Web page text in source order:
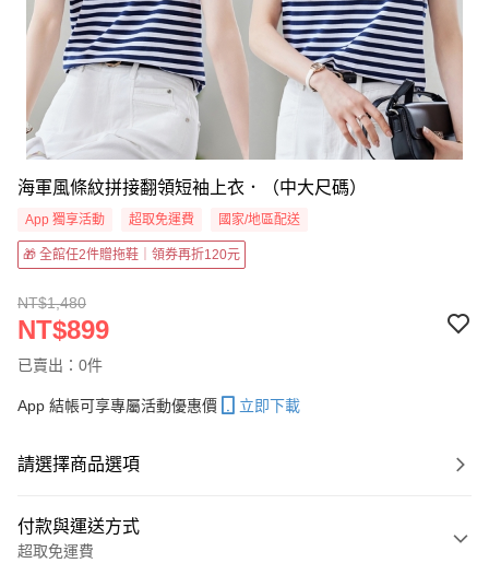
海軍風條紋拼接翻領短袖上衣．（中大尺碼）
App 獨享活動 超取免運費 國家/地區配送
🎁 全館任2件贈拖鞋｜領券再折120元
NT$1,480
NT$899
已賣出：0件
App 結帳可享專屬活動優惠價 立即下載
請選擇商品選項
付款與運送方式
超取免運費